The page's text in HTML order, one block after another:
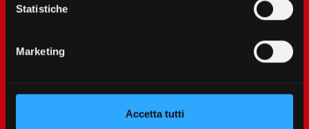
Statistiche
Marketing
Accetta tutti